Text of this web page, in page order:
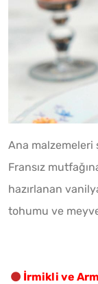
Ana malzemeleri
Fransız
hazırlanan
tohumu ve
İrmikli ve